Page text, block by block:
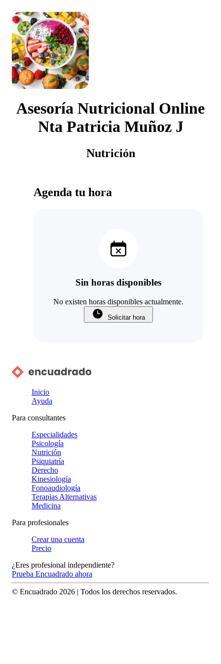
Asesoría Nutricional Online
Nta Patricia Muñoz J
Nutrición
Agenda tu hora
Sin horas disponibles
No existen horas disponibles actualmente.
Solicitar hora
Inicio
Ayuda
Para consultantes
Especialidades
Psicología
Nutrición
Psiquiatría
Derecho
Kinesiología
Fonoaudiología
Terapias Alternativas
Medicina
Para profesionales
Crear una cuenta
Precio
¿Eres profesional independiente?
Prueba Encuadrado ahora
© Encuadrado 2026 | Todos los derechos reservados.